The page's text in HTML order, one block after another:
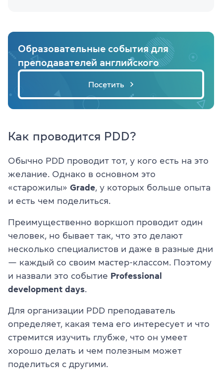
Образовательные события для
преподавателей английского
Посетить
Как проводится PDD?
Обычно PDD проводит тот, у кого есть на это
желание. Однако в основном это
«старожилы» Grade, у которых больше опыта
и есть чем поделиться.
Преимущественно воркшоп проводит один
человек, но бывает так, что это делают
несколько специалистов и даже в разные дни
— каждый со своим мастер-классом. Поэтому
и назвали это событие Professional
development days.
Для организации PDD преподаватель
определяет, какая тема его интересует и что
стремится изучить глубже, что он умеет
хорошо делать и чем полезным может
поделиться с другими.